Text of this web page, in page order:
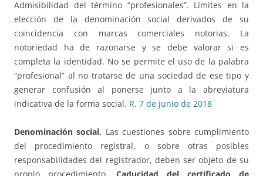
Admisibilidad del término “profesionales”. Límites en la
elección de la denominación social derivados de su
coincidencia con marcas comerciales notorias. La
notoriedad ha de razonarse y se debe valorar si es
completa la identidad. No se permite el uso de la palabra
“profesional” al no tratarse de una sociedad de ese tipo y
generar confusión al ponerse junto a la abreviatura
indicativa de la forma social. R. 7 de junio de 2018
Denominación social. Las cuestiones sobre cumplimiento
del procedimiento registral, o sobre otras posibles
responsabilidades del registrador, deben ser objeto de su